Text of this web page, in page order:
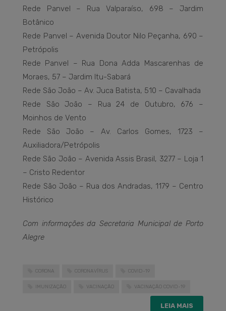
Rede Panvel – Rua Valparaíso, 698 – Jardim
Botânico
Rede Panvel – Avenida Doutor Nilo Peçanha, 690 –
Petrópolis
Rede Panvel – Rua Dona Adda Mascarenhas de
Moraes, 57 – Jardim Itu-Sabará
Rede São João – Av. Juca Batista, 510 – Cavalhada
Rede São João – Rua 24 de Outubro, 676 –
Moinhos de Vento
Rede São João – Av. Carlos Gomes, 1723 –
Auxiliadora/Petrópolis
Rede São João – Avenida Assis Brasil, 3277 – Loja 1
– Cristo Redentor
Rede São João – Rua dos Andradas, 1179 – Centro
Histórico
Com informações da Secretaria Municipal de Porto
Alegre
CORONA CORONAVÍRUS COVID-19
IMUNIZAÇÃO VACINAÇÃO VACINAÇÃO COVID-19
LEIA MAIS